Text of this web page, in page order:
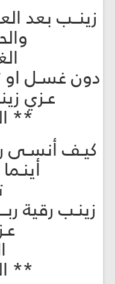
زينــب بعد
دون غسـل او
عـزي زينـب
**
كيـف أنسـى
أينـما
زينـب رقية
عـزي
**